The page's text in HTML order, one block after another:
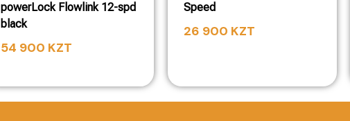
powerLock Flowlink 12-spd
black
54 900 KZT
Speed
26 900 KZT